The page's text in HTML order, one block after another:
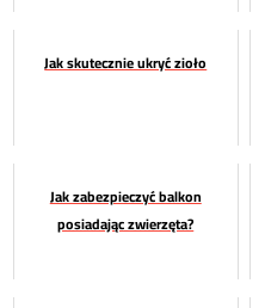
Jak skutecznie ukryć zioło
Jak zabezpieczyć balkon
posiadając zwierzęta?